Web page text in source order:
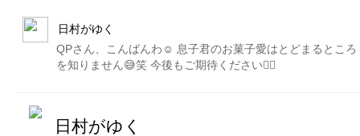
日村がゆく
QPさん、こんばんわ☺️ 息子君のお菓子愛はとどまるところ
を知りません😅笑 今後もご期待ください✌🏻
日村がゆく